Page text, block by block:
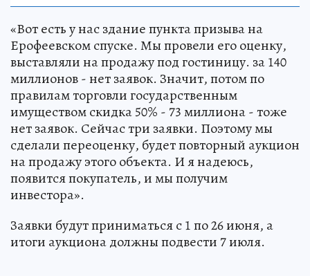
«Вот есть у нас здание пункта призыва на
Ерофеевском спуске. Мы провели его оценку,
выставляли на продажу под гостиницу. за 140
миллионов - нет заявок. Значит, потом по
правилам торговли государственным
имуществом скидка 50% - 73 миллиона - тоже
нет заявок. Сейчас три заявки. Поэтому мы
сделали переоценку, будет повторный аукцион
на продажу этого объекта. И я надеюсь,
появится покупатель, и мы получим
инвестора».
Заявки будут приниматься с 1 по 26 июня, а
итоги аукциона должны подвести 7 июля.